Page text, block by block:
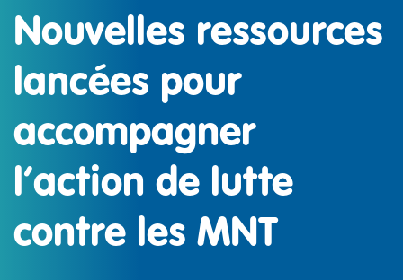
Nouvelles ressources
lancées pour
accompagner
l’action de lutte
contre les MNT